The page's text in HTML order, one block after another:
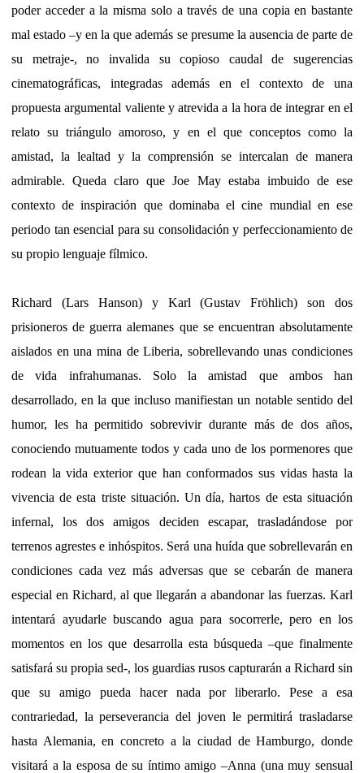
poder acceder a la misma solo a través de una copia en bastante
mal estado –y en la que además se presume la ausencia de parte de
su metraje-, no invalida su copioso caudal de sugerencias
cinematográficas, integradas además en el contexto de una
propuesta argumental valiente y atrevida a la hora de integrar en el
relato su triángulo amoroso, y en el que conceptos como la
amistad, la lealtad y la comprensión se intercalan de manera
admirable. Queda claro que Joe May estaba imbuido de ese
contexto de inspiración que dominaba el cine mundial en ese
periodo tan esencial para su consolidación y perfeccionamiento de
su propio lenguaje fílmico.
Richard (Lars Hanson) y Karl (Gustav Fröhlich) son dos
prisioneros de guerra alemanes que se encuentran absolutamente
aislados en una mina de Liberia, sobrellevando unas condiciones
de vida infrahumanas. Solo la amistad que ambos han
desarrollado, en la que incluso manifiestan un notable sentido del
humor, les ha permitido sobrevivir durante más de dos años,
conociendo mutuamente todos y cada uno de los pormenores que
rodean la vida exterior que han conformados sus vidas hasta la
vivencia de esta triste situación. Un día, hartos de esta situación
infernal, los dos amigos deciden escapar, trasladándose por
terrenos agrestes e inhóspitos. Será una huída que sobrellevarán en
condiciones cada vez más adversas que se cebarán de manera
especial en Richard, al que llegarán a abandonar las fuerzas. Karl
intentará ayudarle buscando agua para socorrerle, pero en los
momentos en los que desarrolla esta búsqueda –que finalmente
satisfará su propia sed-, los guardias rusos capturarán a Richard sin
que su amigo pueda hacer nada por liberarlo. Pese a esa
contrariedad, la perseverancia del joven le permitirá trasladarse
hasta Alemania, en concreto a la ciudad de Hamburgo, donde
visitará a la esposa de su íntimo amigo –Anna (una muy sensual